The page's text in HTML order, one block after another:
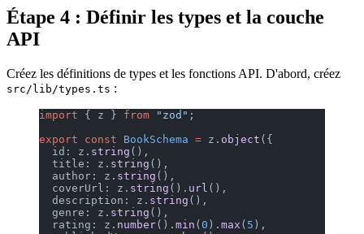
Étape 4 : Définir les types et la couche
API
Créez les définitions de types et les fonctions API. D'abord, créez
src/lib/types.ts :
import { z } from "zod" ;
export const BookSchema = z. object ({
  id: z.
string (),
  title: z.
string (),
  author: z.
string (),
  coverUrl: z.
string (). url (),
  description: z.
string (),
  genre: z.
string (),
  rating: z.
number(). min ( 0 ). max ( 5 ),